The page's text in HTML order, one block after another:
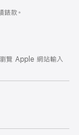
款。
覽 Apple 網站輸入